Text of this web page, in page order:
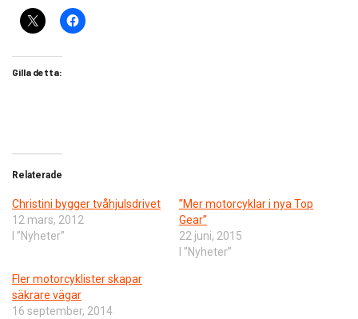
Gilla detta:
Relaterade
Christini bygger tvåhjulsdrivet
12 mars, 2012
I ”Nyheter”
”Mer motorcyklar i nya Top
Gear”
22 juni, 2015
I ”Nyheter”
Fler motorcyklister skapar
säkrare vägar
16 september, 2014